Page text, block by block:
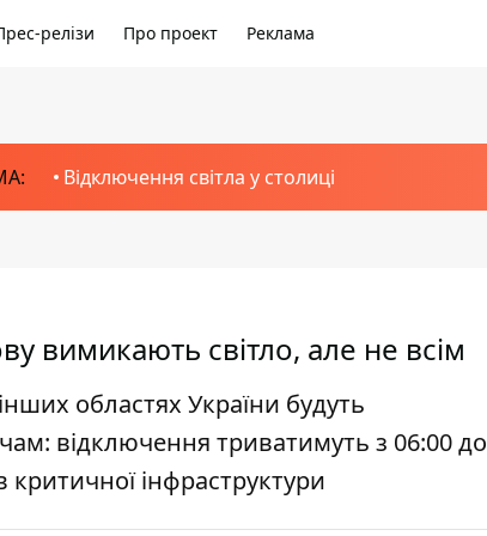
релізи Про проект Реклама
Відключення світла у столиці
вимикають світло, але не всім
областях України будуть
відключення триватимуть з 06:00 до
критичної інфраструктури